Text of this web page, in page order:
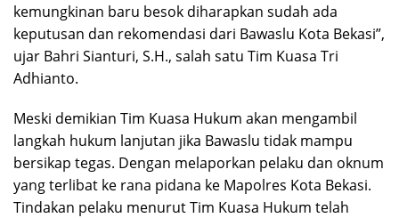
kemungkinan baru besok diharapkan sudah ada
keputusan dan rekomendasi dari Bawaslu Kota Bekasi”,
ujar Bahri Sianturi, S.H., salah satu Tim Kuasa Tri
Adhianto.
Meski demikian Tim Kuasa Hukum akan mengambil
langkah hukum lanjutan jika Bawaslu tidak mampu
bersikap tegas. Dengan melaporkan pelaku dan oknum
yang terlibat ke rana pidana ke Mapolres Kota Bekasi.
Tindakan pelaku menurut Tim Kuasa Hukum telah